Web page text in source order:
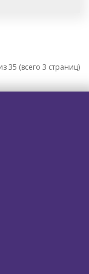
35 (всего 3 страниц)